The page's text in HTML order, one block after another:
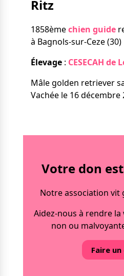
Nos solutions
La canne blanche
électronique
Le Bemob
Formation & Rééducation
fonctionnelle
Ritz
1858èmechien guide
à Bagnols-sur-Ceze (30)
Élevage: CESECAH de
Mâle golden retriever
Vachée le 16 décembre
Votre don
Notre association vit
Aidez-nous à rendre
non ou
Faire